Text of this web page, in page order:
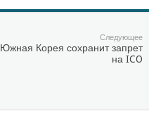
Следующее
Южная Корея сохранит запрет
на ICO